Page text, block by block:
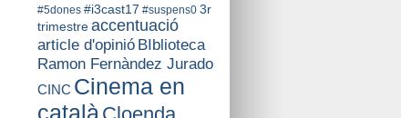
#5dones #i3cast17 #suspens0 3r
trimestre accentuació
article d'opinió BIblioteca
Ramon Fernàndez Jurado
CINC Cinema en
català